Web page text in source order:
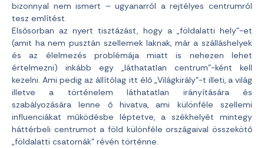
bizonnyal nem ismert – ugyanarról a rejtélyes centrumról
tesz említést.
Elsősorban az nyert tisztázást, hogy a „földalatti hely”-et
(amit ha nem pusztán szellemek laknak, már a szálláshelyek
és az élelmezés problémája miatt is nehezen lehet
értelmezni) inkább egy „láthatatlan centrum”-ként kell
kezelni. Ami pedig az állítólag itt élő „Világkirály”-t illeti, a világ
illetve a történelem láthatatlan irányítására és
szabályozására lenne ő hivatva, ami különféle szellemi
influenciákat működésbe léptetve, a székhelyét mintegy
háttérbeli centrumot a föld különféle országaival összekötő
„földalatti csatornák” révén történne.